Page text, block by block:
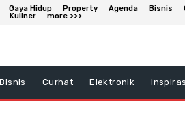
Gaya Hidup Property Agenda Bisnis
Kuliner more >>>
Bisnis Curhat Elektronik